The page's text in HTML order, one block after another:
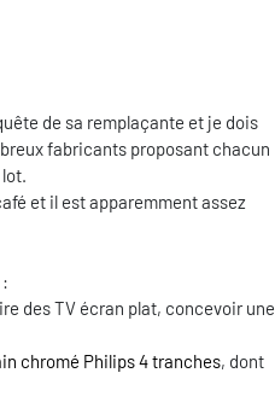
de sa remplaçante et je dois
fabricants proposant chacun
et il est apparemment assez
des TV écran plat, concevoir une
chromé Philips 4 tranches, dont